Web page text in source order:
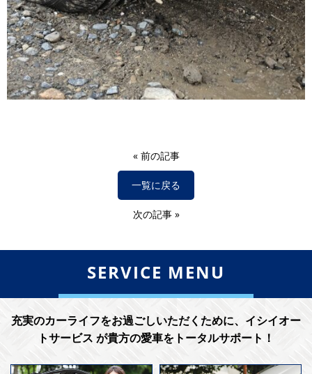
« 前の記事
一覧に戻る
次の記事»
SERVICE MENU
充実のカーライフをお過ごしいただくために、イシイオー
トサービス が貴方の愛車をトータルサポート！